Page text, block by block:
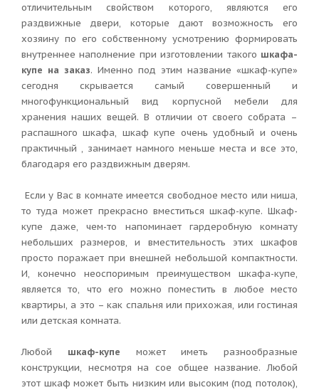
отличительным свойством которого, являются его
раздвижные двери, которые дают возможность его
хозяину по его собственному усмотрению формировать
внутреннее наполнение при изготовлении такого шкафа-
купе на заказ. Именно под этим название «шкаф-купе»
сегодня скрывается самый совершенный и
многофункциональный вид корпусной мебели для
хранения наших вещей. В отличии от своего собрата –
распашного шкафа, шкаф купе очень удобный и очень
практичный , занимает намного меньше места и все это,
благодаря его раздвижным дверям.
Если у Вас в комнате имеется свободное место или ниша,
то туда может прекрасно вместиться шкаф-купе. Шкаф-
купе даже, чем-то напоминает гардеробную комнату
небольших размеров, и вместительность этих шкафов
просто поражает при внешней небольшой компактности.
И, конечно неоспоримым преимуществом шкафа-купе,
является то, что его можно поместить в любое место
квартиры, а это – как спальня или прихожая, или гостиная
или детская комната.
Любой шкаф-купе может иметь разнообразные
конструкции, несмотря на сое общее название. Любой
этот шкаф может быть низким или высоким (под потолок),